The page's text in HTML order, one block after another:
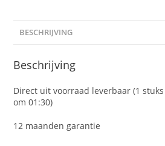
BESCHRIJVING
Beschrijving
Direct uit voorraad leverbaar (1
om 01:30)
12 maanden garantie